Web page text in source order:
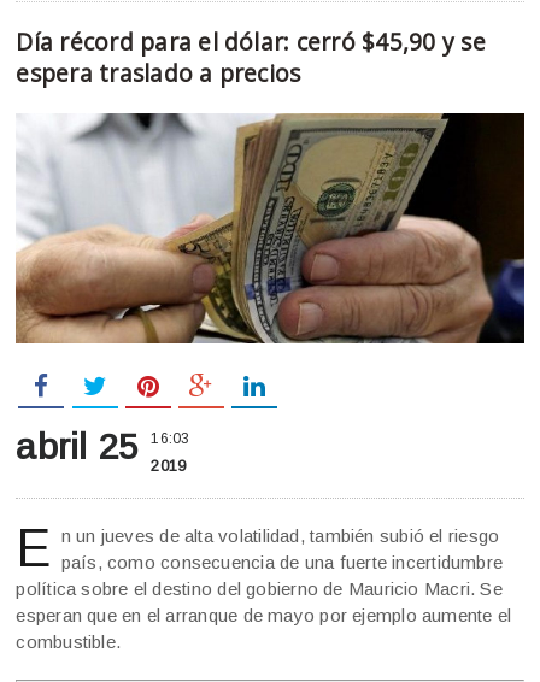
Día récord para el dólar: cerró $45,90 y se
espera traslado a precios
abril 25 16:03
2019
E n un jueves de alta volatilidad, también subió el riesgo
país, como consecuencia de una fuerte incertidumbre
política sobre el destino del gobierno de Mauricio Macri. Se
esperan que en el arranque de mayo por ejemplo aumente el
combustible.